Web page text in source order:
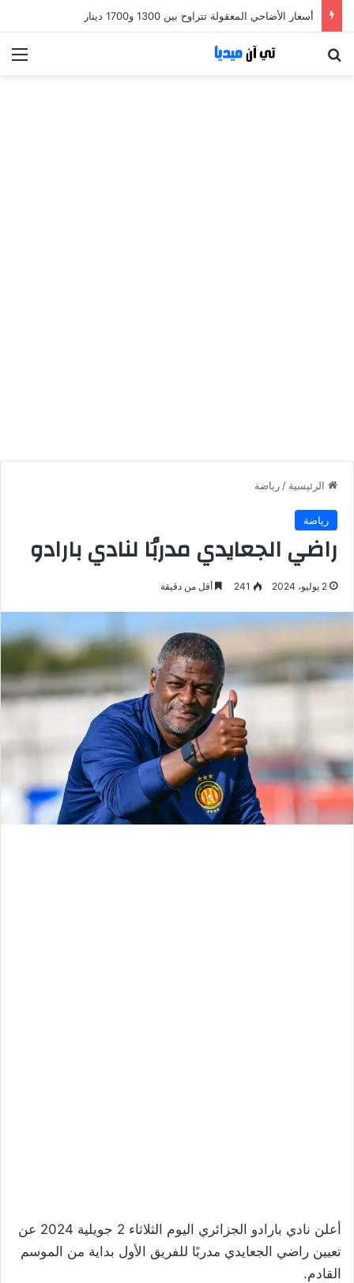
أسعار الأضاحي المعقولة تتراوح بين 1300 و1700 دينار
الرئيسية / رياضة
رياضة
راضي الجعايدي مدربُا لنادي بارادو
2 يوليو، 2024 241 أقل من دقيقة
أعلن نادي بارادو الجزائري اليوم الثلاثاء 2 جويلية 2024 عن
تعيين راضي الجعايدي مدربًا للفريق الأول بداية من الموسم
القادم.